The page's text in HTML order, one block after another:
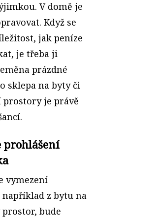
V domě je
Když se
jak peníze
je třeba ji
prázdné
sklepa na byty či
prostory je právě
prohlášení
vymezení
z bytu na
bude